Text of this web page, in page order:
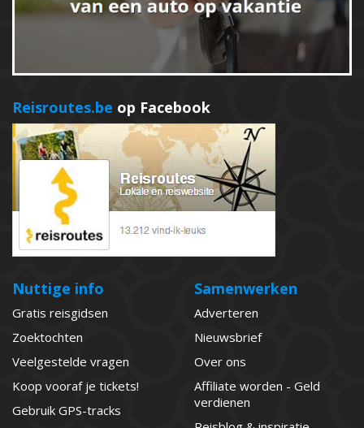
Reisroutes.be op Facebook
Nuttige info
Gratis reisgidsen
Zoektochten
Veelgestelde vragen
Koop vooraf je tickets!
Gebruik GPS-tracks
Samenwerken
Adverteren
Nieuwsbrief
Over ons
Affiliate worden - Geld
verdienen